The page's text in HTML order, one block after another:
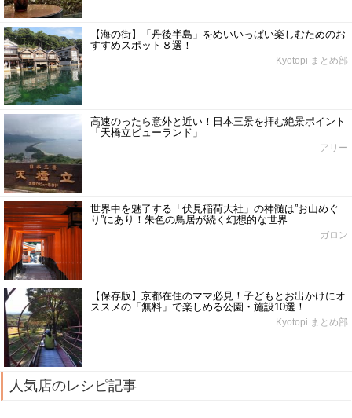
【海の街】「丹後半島」をめいいっぱい楽しむためのお
すすめスポット８選！
Kyotopi まとめ部
高速のったら意外と近い！日本三景を拝む絶景ポイント
「天橋立ビューランド」
アリー
世界中を魅了する「伏見稲荷大社」の神髄は”お山めぐ
り”にあり！朱色の鳥居が続く幻想的な世界
ガロン
【保存版】京都在住のママ必見！子どもとお出かけにオ
ススメの「無料」で楽しめる公園・施設10選！
Kyotopi まとめ部
人気店のレシピ記事